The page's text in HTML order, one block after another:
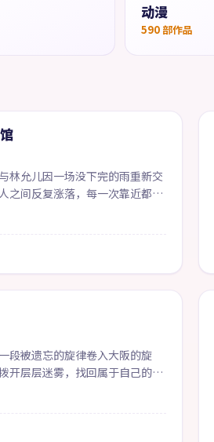
动漫
590部作品
林允儿因一场没下完的雨重新交
之间反复涨落，每一次靠近都像
段被遗忘的旋律卷入大阪的旋
开层层迷雾，找回属于自己的那